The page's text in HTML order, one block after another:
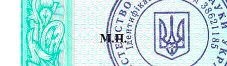
Чернівецька область
Чернігівська область
Особи відповідальні за контактування з
питань укладення договорів